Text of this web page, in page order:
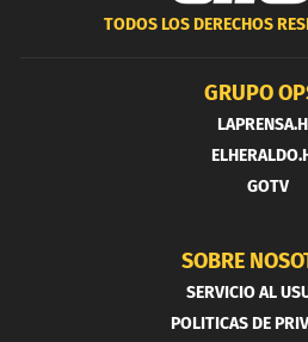
TODOS LOS DERECHOS
GRUPO
GOTV
SOBRE
SERVICIO AL
POLITICAS DE